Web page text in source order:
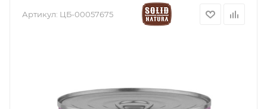
Артикул: ЦБ-00057675